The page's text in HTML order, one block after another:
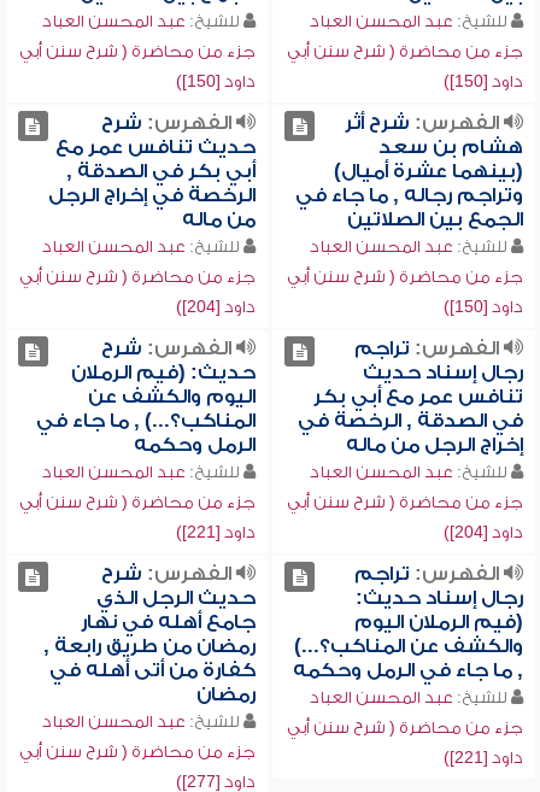
للشيخ: عبد المحسن العباد
جزء من محاضرة ( شرح سنن أبي
داود [150])
للشيخ: عبد المحسن العباد
جزء من محاضرة ( شرح سنن أبي
داود [150])
الفهرس: شرح أثر
هشام بن سعد
(بينهما عشرة أميال)
وتراجم رجاله , ما جاء في
الجمع بين الصلاتين
للشيخ: عبد المحسن العباد
جزء من محاضرة ( شرح سنن أبي
داود [150])
الفهرس: شرح
حديث تنافس عمر مع
أبي بكر في الصدقة ,
الرخصة في إخراج الرجل
من ماله
للشيخ: عبد المحسن العباد
جزء من محاضرة ( شرح سنن أبي
داود [204])
الفهرس: تراجم
رجال إسناد حديث
تنافس عمر مع أبي بكر
في الصدقة , الرخصة في
إخراج الرجل من ماله
للشيخ: عبد المحسن العباد
جزء من محاضرة ( شرح سنن أبي
داود [204])
الفهرس: شرح
حديث: (فيم الرملان
اليوم والكشف عن
المناكب؟...) , ما جاء في
الرمل وحكمه
للشيخ: عبد المحسن العباد
جزء من محاضرة ( شرح سنن أبي
داود [221])
الفهرس: تراجم
رجال إسناد حديث:
(فيم الرملان اليوم
والكشف عن المناكب؟...)
, ما جاء في الرمل وحكمه
للشيخ: عبد المحسن العباد
جزء من محاضرة ( شرح سنن أبي
داود [221])
الفهرس: شرح
حديث الرجل الذي
جامع أهله في نهار
رمضان من طريق رابعة ,
كفارة من أتى أهله في
رمضان
للشيخ: عبد المحسن العباد
جزء من محاضرة ( شرح سنن أبي
داود [277])